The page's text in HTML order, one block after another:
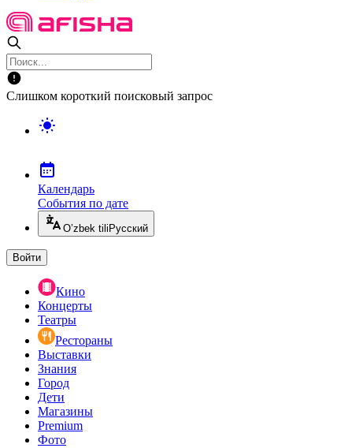
Слишком короткий поисковый запрос
Календарь
События по дате
O’zbek tili Русский
Войти
Кино
Концерты
Театры
Рестораны
Выставки
Знания
Город
Дети
Магазины
Premium
Фото